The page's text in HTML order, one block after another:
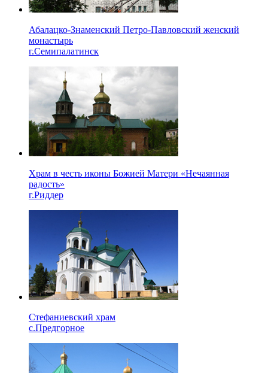
Абалацко-Знаменский Петро-Павловский женский
монастырь
г.Семипалатинск
Храм в честь иконы Божией Матери «Нечаянная
радость»
г.Риддер
Стефаниевский храм
с.Предгорное